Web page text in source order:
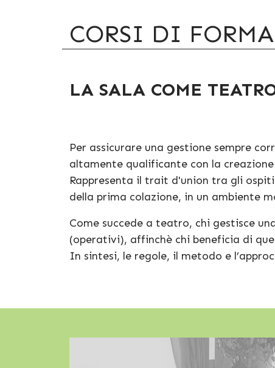
CORSI DI
LA SALA COME
Per assicurare una gestione sempre
altamente qualificante con la
Rappresenta il trait d'union tra gli
della prima colazione, in un ambiente
Come succede a teatro, chi gestisce
(operativi), affinchè chi beneficia di
In sintesi, le regole, il metodo e